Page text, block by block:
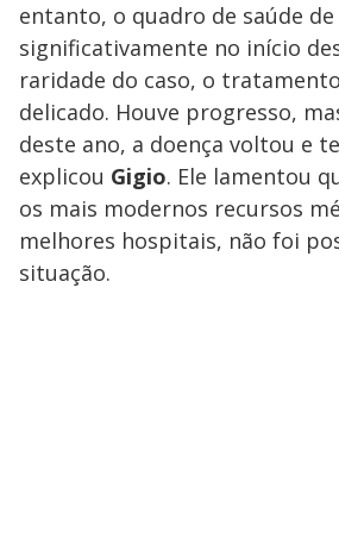
entanto, o quadro de saúde de
significativamente no início
raridade do caso, o
delicado. Houve progresso,
deste ano, a doença voltou e
explicou Gigio. Ele lamentou
os mais modernos recursos
melhores hospitais, não foi
situação.